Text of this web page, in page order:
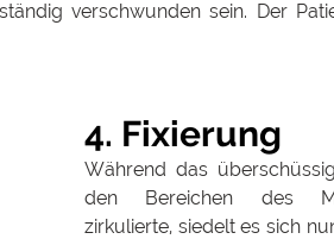
verschwunden sein. Der
4. Fixierung
Während das
den Bereichen des
zirkulierte, siedelt es sich